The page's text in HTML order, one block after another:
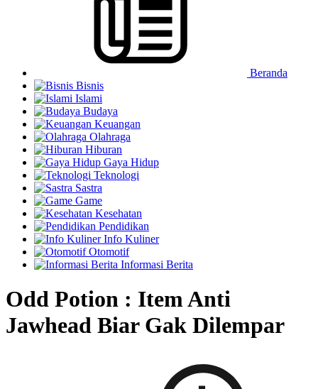
Beranda
Bisnis
Islami
Budaya
Keuangan
Olahraga
Hiburan
Gaya Hidup
Teknologi
Sastra
Game
Kesehatan
Pendidikan
Info Kuliner
Otomotif
Informasi Berita
Odd Potion : Item Anti
Jawhead Biar Gak Dilempar